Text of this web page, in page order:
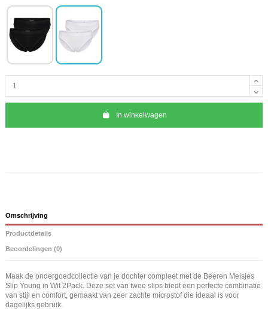
In winkelwagen
Omschrijving
Productdetails
Beoordelingen (0)
Maak de ondergoedcollectie van je dochter compleet met de Beeren Meisjes
Slip Young in Wit 2Pack. Deze set van twee slips biedt een perfecte combinatie
van stijl en comfort, gemaakt van zeer zachte microstof die ideaal is voor
dagelijks gebruik.